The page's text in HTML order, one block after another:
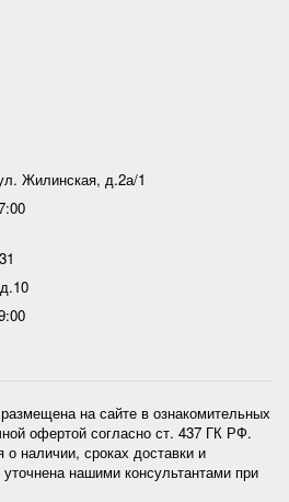
Жилинская, д.2а/1
на сайте в ознакомительных
офертой согласно ст. 437 ГК РФ.
наличии, сроках доставки и
нашими консультантами при